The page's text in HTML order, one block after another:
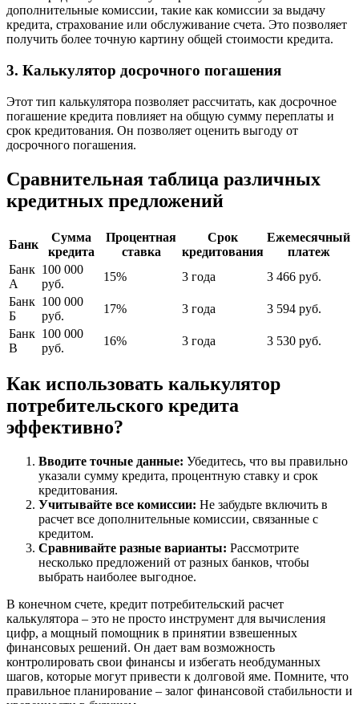
дополнительные комиссии, такие как комиссии за выдачу
кредита, страхование или обслуживание счета. Это позволяет
получить более точную картину общей стоимости кредита.
3. Калькулятор досрочного погашения
Этот тип калькулятора позволяет рассчитать, как досрочное
погашение кредита повлияет на общую сумму переплаты и
срок кредитования. Он позволяет оценить выгоду от
досрочного погашения.
Сравнительная таблица различных
кредитных предложений
Банк
Сумма
кредита
Процентная
ставка
Срок
кредитования
Ежемесячный
платеж
Банк
А
100 000
руб.
15% 3 года
3 466 руб.
Банк
Б
100 000
руб.
17% 3 года
3 594 руб.
Банк
В
100 000
руб.
16% 3 года 3 530 руб.
Как использовать калькулятор
потребительского кредита
эффективно?
Вводите точные данные: Убедитесь, что вы правильно
указали сумму кредита, процентную ставку и срок
кредитования.
Учитывайте все комиссии: Не забудьте включить в
расчет все дополнительные комиссии, связанные с
кредитом.
Сравнивайте разные варианты: Рассмотрите
несколько предложений от разных банков, чтобы
выбрать наиболее выгодное.
В конечном счете, кредит потребительский расчет
калькулятора – это не просто инструмент для вычисления
цифр, а мощный помощник в принятии взвешенных
финансовых решений. Он дает вам возможность
контролировать свои финансы и избегать необдуманных
шагов, которые могут привести к долговой яме. Помните, что
правильное планирование – залог финансовой стабильности и